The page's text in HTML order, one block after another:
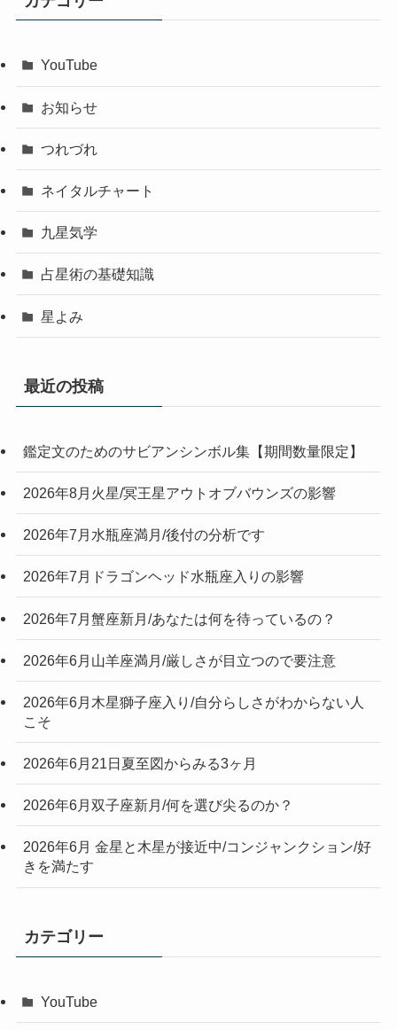
YouTube
お知らせ
つれづれ
ネイタルチャート
九星気学
占星術の基礎知識
星よみ
最近の投稿
鑑定文のためのサビアンシンボル集【期間数量限定】
2026年8月火星/冥王星アウトオブバウンズの影響
2026年7月水瓶座満月/後付の分析です
2026年7月ドラゴンヘッド水瓶座入りの影響
2026年7月蟹座新月/あなたは何を待っているの？
2026年6月山羊座満月/厳しさが目立つので要注意
2026年6月木星獅子座入り/自分らしさがわからない人
こそ
2026年6月21日夏至図からみる3ヶ月
2026年6月双子座新月/何を選び尖るのか？
2026年6月 金星と木星が接近中/コンジャンクション/好
きを満たす
カテゴリー
YouTube